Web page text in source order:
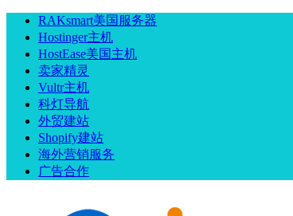
RAKsmart美国服务器
Hostinger主机
HostEase美国主机
卖家精灵
Vultr主机
科灯导航
外贸建站
Shopify建站
海外营销服务
广告合作